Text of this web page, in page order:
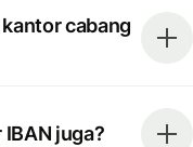
cabang
juga?